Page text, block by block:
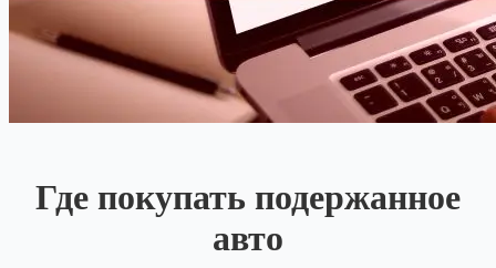
Где покупать подержанное
авто